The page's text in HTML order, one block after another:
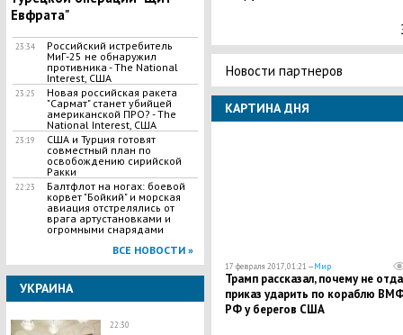
Евфрата"
23:34
Российский истребитель
МиГ-25 не обнаружил
противника - The National
Interest, США
23:25
Новая российская ракета
"Сармат" станет убийцей
американской ПРО? - The
National Interest, США
23:19
США и Турция готовят
совместный план по
освобождению сирийской
Ракки
22:23
Балтфлот на ногах: боевой
корвет "Бойкий" и морская
авиация отстрелялись от
врага артустановками и
огромными снарядами
ВСЕ НОВОСТИ »
УКРАИНА
22:30
Новости партнеров
КАРТИНА ДНЯ
17 февраля 2017, 01:21 —Мир
Трамп рассказал, почему не
приказ ударить по кораблю
РФ у берегов США